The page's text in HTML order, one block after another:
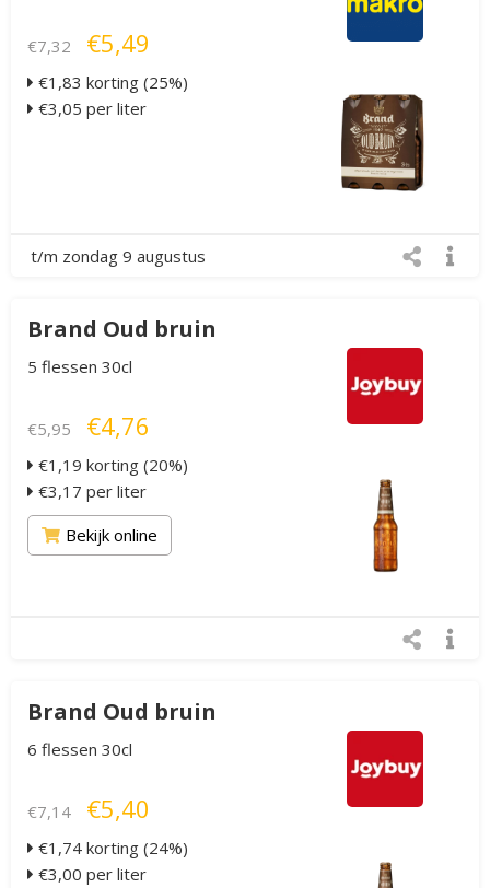
€7,32 €5,49
€1,83 korting (25%)
€3,05 per liter
t/m zondag 9 augustus
Brand Oud bruin
5 flessen 30cl
€5,95 €4,76
€1,19 korting (20%)
€3,17 per liter
Bekijk online
Brand Oud bruin
6 flessen 30cl
€7,14 €5,40
€1,74 korting (24%)
€3,00 per liter